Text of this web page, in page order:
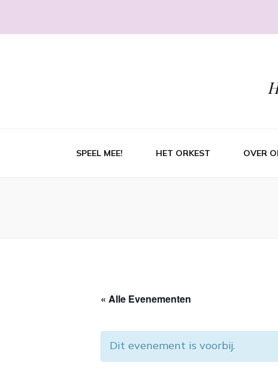
SPEEL MEE! HET ORKEST OVER
« Alle Evenementen
Dit evenement is voorbij.